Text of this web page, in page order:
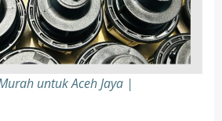
untuk Aceh Jaya |